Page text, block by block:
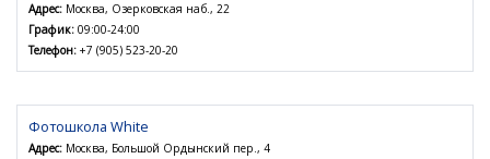
Адрес: Москва, Озерковская наб., 22
График: 09:00-24:00
Телефон: +7 (905) 523-20-20
Фотошкола White
Адрес: Москва, Большой Ордынский пер., 4